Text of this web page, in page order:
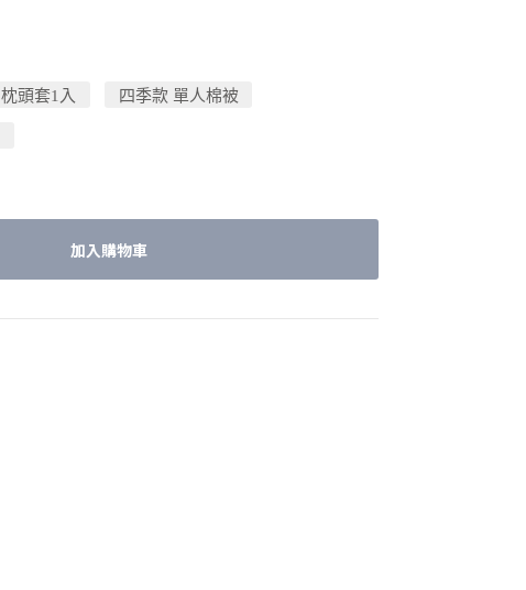
枕頭套1入 四季款 單人棉被
加入購物車